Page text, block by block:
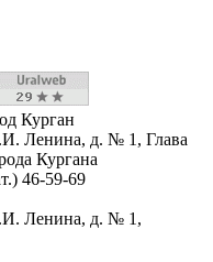
Курган
Ленина, д. № 1, Глава
Кургана
46-59-69
Ленина, д. № 1,